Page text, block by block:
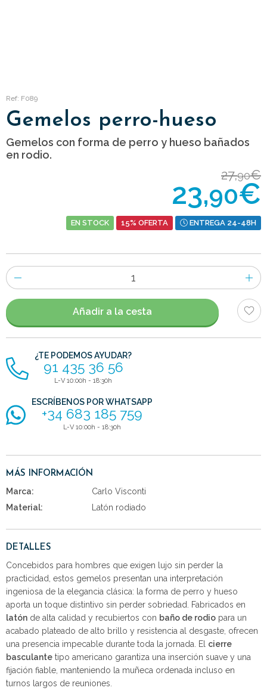
Ref: F089
Gemelos perro-hueso
Gemelos con forma de perro y hueso bañados
en rodio.
27,90€
23,90€
EN STOCK 15% OFERTA ENTREGA 24-48H
Número
de
artículos
Añadir a la cesta
¿TE PODEMOS AYUDAR?
91 435 36 56
L-V 10:00h - 18:30h
ESCRÍBENOS POR WHATSAPP
+34 683 185 759
L-V 10:00h - 18:30h
MÁS INFORMACIÓN
Marca:
Carlo Visconti
Material:
Latón rodiado
DETALLES
Concebidos para hombres que exigen lujo sin perder la
practicidad, estos gemelos presentan una interpretación
ingeniosa de la elegancia clásica: la forma de perro y hueso
aporta un toque distintivo sin perder sobriedad. Fabricados en
latón de alta calidad y recubiertos con baño de rodio para un
acabado plateado de alto brillo y resistencia al desgaste, ofrecen
una presencia impecable durante toda la jornada. El cierre
basculante tipo americano garantiza una inserción suave y una
fijación fiable, manteniendo la muñeca ordenada incluso en
turnos largos de reuniones.